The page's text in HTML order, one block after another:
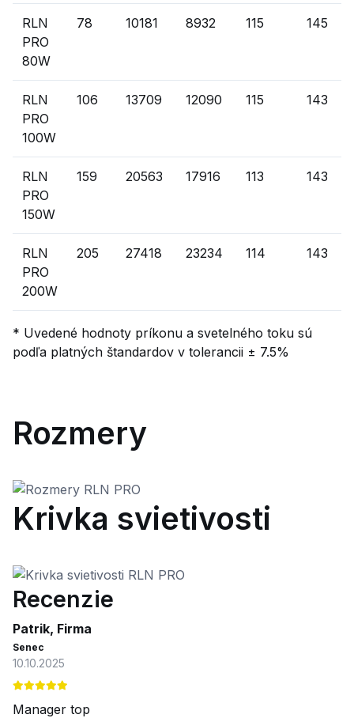
RLN
PRO
80W
78 10181 8932 115 145
RLN
PRO
100W
106 13709 12090 115 143
RLN
PRO
150W
159 20563 17916 113 143
RLN
PRO
200W
205 27418 23234 114 143
* Uvedené hodnoty príkonu a svetelného toku sú
podľa platných štandardov v tolerancii ± 7.5%
Rozmery
Krivka svietivosti
Recenzie
Patrik, Firma
Senec
10.10.2025
Manager top